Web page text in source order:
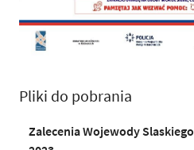
Pliki do pobrania
Zalecenia Wojewody